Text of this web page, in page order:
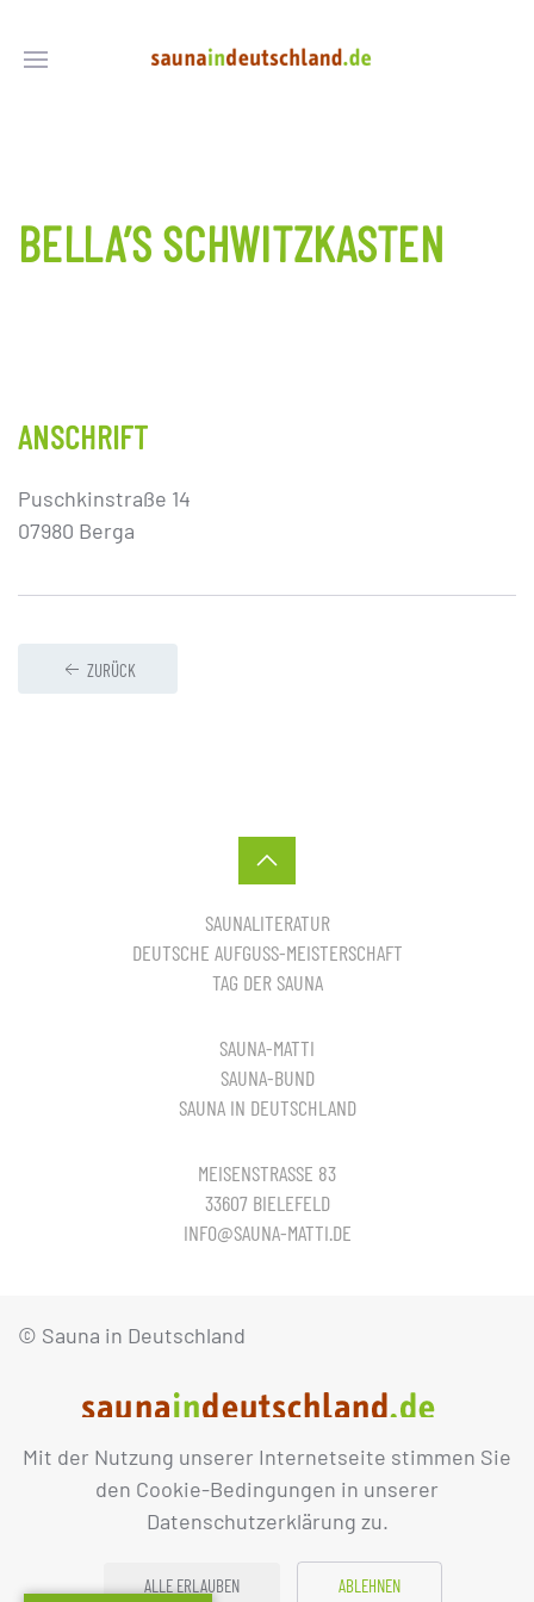
Mit der Nutzung unserer Internetseite stimmen Sie
den Cookie-Bedingungen in unserer
Datenschutzerklärung zu.
ALLE ERLAUBEN ABLEHNEN
BELLA’S SCHWITZKASTEN
ANSCHRIFT
Puschkinstraße 14
07980 Berga
ZURÜCK
SAUNALITERATUR
DEUTSCHE AUFGUSS-MEISTERSCHAFT
TAG DER SAUNA
SAUNA-MATTI
SAUNA-BUND
SAUNA IN DEUTSCHLAND
MEISENSTRASSE 83
33607 BIELEFELD
INFO@SAUNA-MATTI.DE
© Sauna in Deutschland
IMPRESSUM DATENSCHUTZ